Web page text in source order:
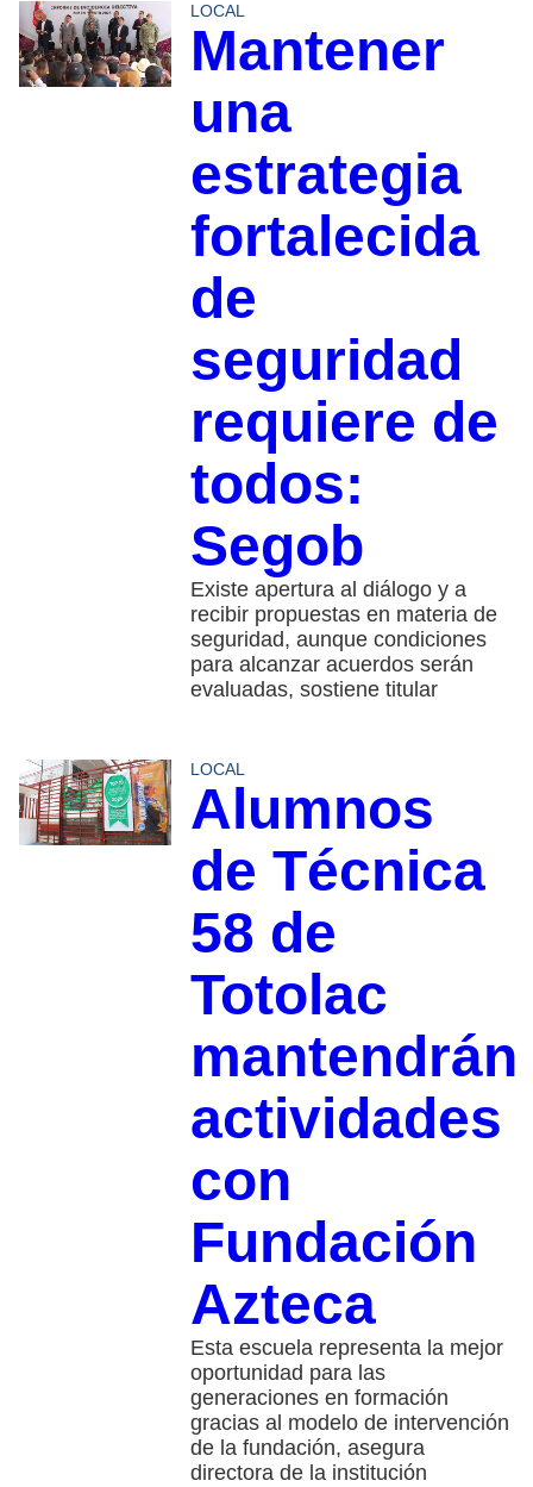
LOCAL
Mantener
una
estrategia
fortalecida
de
seguridad
requiere de
todos:
Segob
Existe apertura al diálogo y a
recibir propuestas en materia de
seguridad, aunque condiciones
para alcanzar acuerdos serán
evaluadas, sostiene titular
LOCAL
Alumnos
de Técnica
58 de
Totolac
mantendrán
actividades
con
Fundación
Azteca
Esta escuela representa la mejor
oportunidad para las
generaciones en formación
gracias al modelo de intervención
de la fundación, asegura
directora de la institución